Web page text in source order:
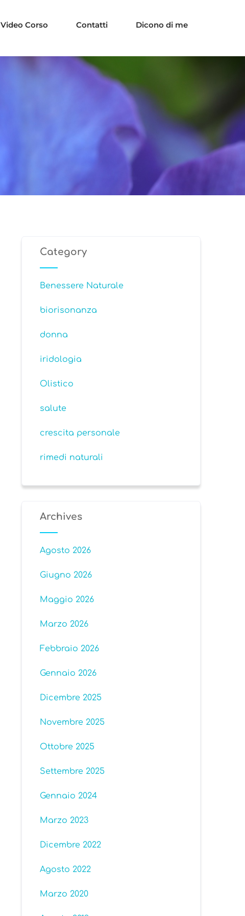
Video Corso Contatti Dicono di me
Category
Benessere Naturale
biorisonanza
donna
iridologia
Olistico
salute
crescita personale
rimedi naturali
Archives
Agosto 2026
Giugno 2026
Maggio 2026
Marzo 2026
Febbraio 2026
Gennaio 2026
Dicembre 2025
Novembre 2025
Ottobre 2025
Settembre 2025
Gennaio 2024
Marzo 2023
Dicembre 2022
Agosto 2022
Marzo 2020